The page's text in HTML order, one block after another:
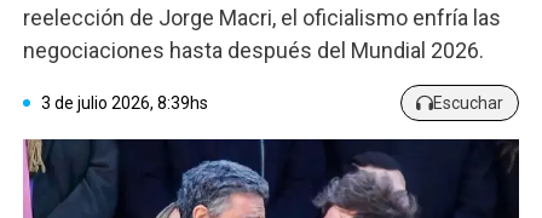
reelección de Jorge Macri, el oficialismo enfría las
negociaciones hasta después del Mundial 2026.
3 de julio 2026, 8:39hs Escuchar